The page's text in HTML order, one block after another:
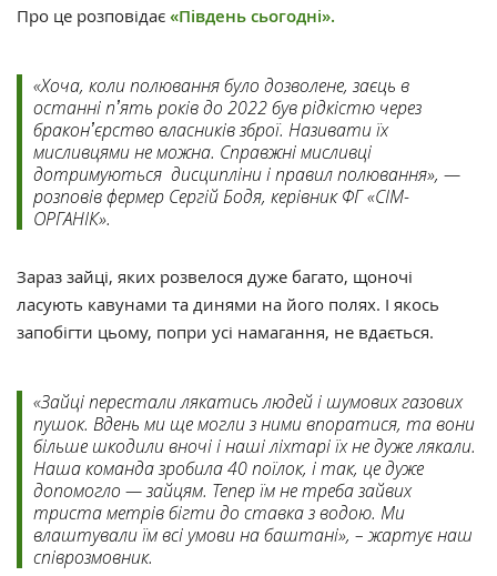
Про це розповідає «Південь сьогодні».
«Хоча, коли полювання було дозволене, заєць в
останні пʼять років до 2022 був рідкістю через
браконʼєрство власників зброї. Називати їх
мисливцями не можна. Справжні мисливці
дотримуються дисципліни і правил полювання», —
розповів фермер Сергій Бодя, керівник ФГ «СІМ-
ОРГАНІК».
Зараз зайці, яких розвелося дуже багато, щоночі
ласують кавунами та динями на його полях. І якось
запобігти цьому, попри усі намагання, не вдається.
«Зайці перестали лякатись людей і шумових газових
пушок. Вдень ми ще могли з ними впоратися, та вони
більше шкодили вночі і наші ліхтарі їх не дуже лякали.
Наша команда зробила 40 поїлок, і так, це дуже
допомогло — зайцям. Тепер їм не треба зайвих
триста метрів бігти до ставка з водою. Ми
влаштували їм всі умови на баштані», – жартує наш
співрозмовник.